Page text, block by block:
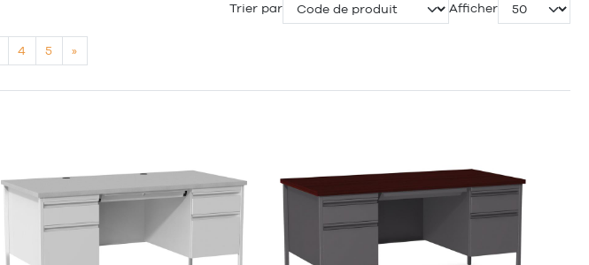
Trier par Afficher
4 5 »